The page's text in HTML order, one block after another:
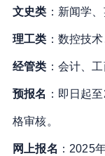
文史类 ：新闻学
理工类 ：数控技
经管类 ：会计、
预报名 ：即日起
格审核。
网上报名 ：2025